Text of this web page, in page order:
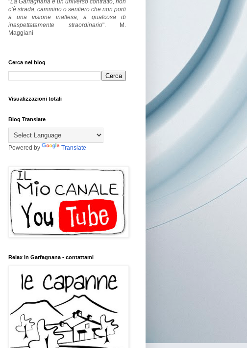
c’è strada, cammino o sentiero che non porti
a una visione inattesa, a qualcosa di
inaspettatamente straordinario". M.
Maggiani
Cerca nel blog
Visualizzazioni totali
Blog Translate
Powered by Translate
Relax in Garfagnana - contattami